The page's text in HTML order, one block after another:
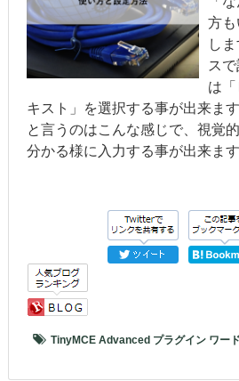
方も
し
ス
は
キスト」を選択する事が出来ま
と言うのはこんな感じで、視覚
分かる様に入力する事が出来ま
TinyMCE Advanced プラグイン ワー